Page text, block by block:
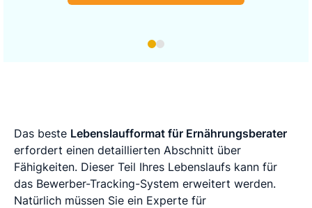
Das beste Lebenslaufformat für Ernährungsberater
erfordert einen detaillierten Abschnitt über
Fähigkeiten. Dieser Teil Ihres Lebenslaufs kann für
das Bewerber-Tracking-System erweitert werden.
Natürlich müssen Sie ein Experte für